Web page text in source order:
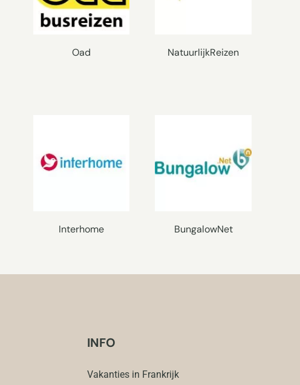
Oad NatuurlijkReizen
Interhome BungalowNet
INFO
Vakanties in Frankrijk